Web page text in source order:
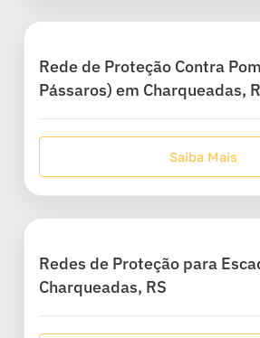
Rede de Proteção Contra
Pássaros) em Charqueadas,
Saiba Mais
Redes de Proteção para
Charqueadas, RS